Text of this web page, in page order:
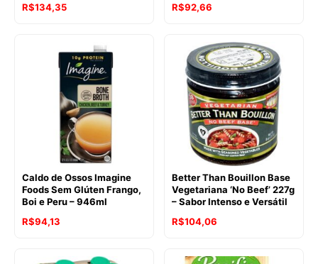
O
R$137,66.
R$134,35O
é:
R$134,35.
O
original
era:
R$108,26.
R$92,66
atual
é:
R$92,66.
Caldo de Ossos Imagine
Foods Sem Glúten Frango,
Boi e Peru – 946ml
R$94,13
Better Than Bouillon Base
Vegetariana ‘No Beef’ 227g
– Sabor Intenso e Versátil
O
original
R$104,06
atual